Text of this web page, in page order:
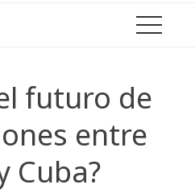
futuro de
entre
Cuba?